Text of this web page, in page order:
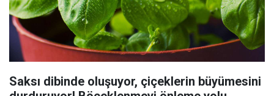
Saksı dibinde oluşuyor, çiçeklerin büyümesini